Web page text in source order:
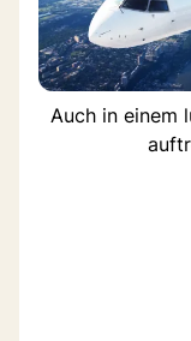
Auch in einem